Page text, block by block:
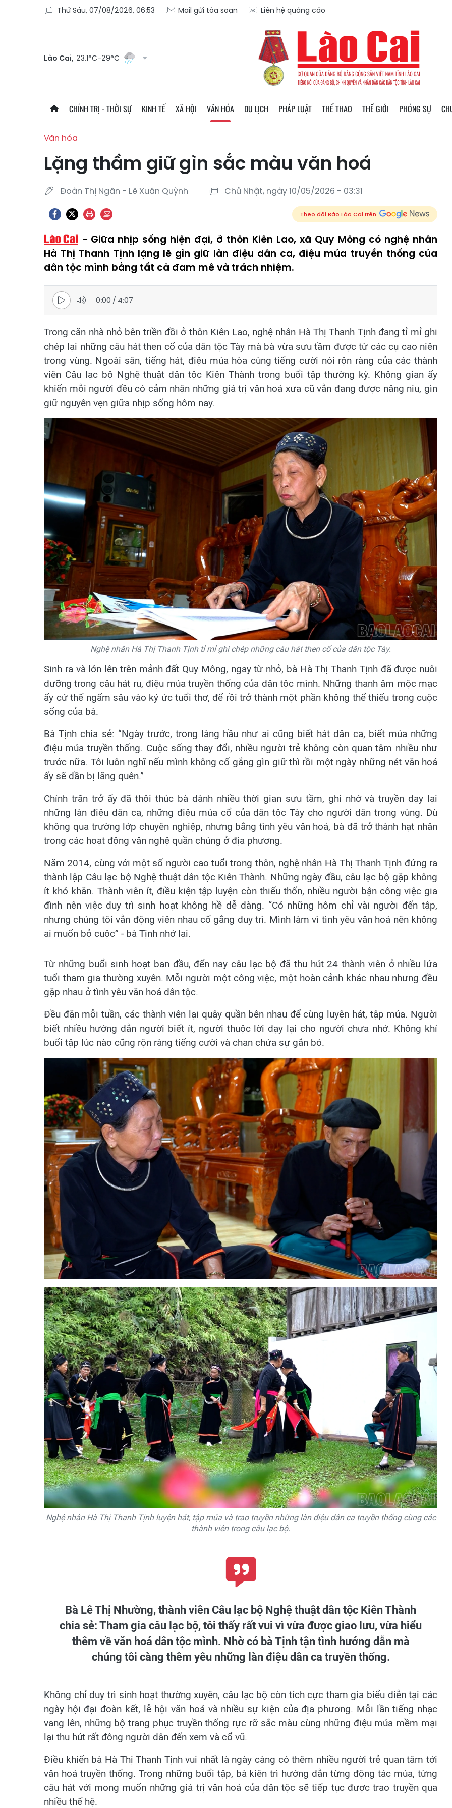
Thứ Sáu, 07/08/2026, 06:53 Mail gửi tòa soạn Liên hệ quảng cáo
Lào Cai, 23.1°C-29°C
CHÍNH TRỊ - THỜI SỰ KINH TẾ XÃ HỘI VĂN HÓA DU LỊCH PHÁP LUẬT THỂ THAO THẾ GIỚI PHÓNG SỰ
Văn hóa
Lặng thầm giữ gìn sắc màu văn hoá
Đoàn Thị Ngân - Lê Xuân Quỳnh Chủ Nhật, ngày 10/05/2026 - 03:31
Theo dõi Báo Lào Cai trên
Giữa nhịp sống hiện đại, ở thôn Kiên Lao, xã Quy Mông có nghệ nhân
Hà Thị Thanh Tịnh lặng lẽ gìn giữ làn điệu dân ca, điệu múa truyền thống của
dân tộc mình bằng tất cả đam mê và trách nhiệm.
0:00 / 4:07
Trong căn nhà nhỏ bên triền đồi ở thôn Kiên Lao, nghệ nhân Hà Thị Thanh Tịnh đang tỉ mỉ ghi
chép lại những câu hát then cổ của dân tộc Tày mà bà vừa sưu tầm được từ các cụ cao niên
trong vùng. Ngoài sân, tiếng hát, điệu múa hòa cùng tiếng cười nói rộn ràng của các thành
viên Câu lạc bộ Nghệ thuật dân tộc Kiên Thành trong buổi tập thường kỳ. Không gian ấy
khiến mỗi người đều có cảm nhận những giá trị văn hoá xưa cũ vẫn đang được nâng niu, gìn
giữ nguyên vẹn giữa nhịp sống hôm nay.
Nghệ nhân Hà Thị Thanh Tịnh tỉ mỉ ghi chép những câu hát then cổ của dân tộc Tày.
Sinh ra và lớn lên trên mảnh đất Quy Mông, ngay từ nhỏ, bà Hà Thị Thanh Tịnh đã được nuôi
dưỡng trong câu hát ru, điệu múa truyền thống của dân tộc mình. Những thanh âm mộc mạc
ấy cứ thế ngấm sâu vào ký ức tuổi thơ, để rồi trở thành một phần không thể thiếu trong cuộc
sống của bà.
Bà Tịnh chia sẻ: “Ngày trước, trong làng hầu như ai cũng biết hát dân ca, biết múa những
điệu múa truyền thống. Cuộc sống thay đổi, nhiều người trẻ không còn quan tâm nhiều như
trước nữa. Tôi luôn nghĩ nếu mình không cố gắng gìn giữ thì rồi một ngày những nét văn hoá
ấy sẽ dần bị lãng quên.”
Chính trăn trở ấy đã thôi thúc bà dành nhiều thời gian sưu tầm, ghi nhớ và truyền dạy lại
những làn điệu dân ca, những điệu múa cổ của dân tộc Tày cho người dân trong vùng. Dù
không qua trường lớp chuyên nghiệp, nhưng bằng tình yêu văn hoá, bà đã trở thành hạt nhân
trong các hoạt động văn nghệ quần chúng ở địa phương.
Năm 2014, cùng với một số người cao tuổi trong thôn, nghệ nhân Hà Thị Thanh Tịnh đứng ra
thành lập Câu lạc bộ Nghệ thuật dân tộc Kiên Thành. Những ngày đầu, câu lạc bộ gặp không
ít khó khăn. Thành viên ít, điều kiện tập luyện còn thiếu thốn, nhiều người bận công việc gia
đình nên việc duy trì sinh hoạt không hề dễ dàng. “Có những hôm chỉ vài người đến tập,
nhưng chúng tôi vẫn động viên nhau cố gắng duy trì. Mình làm vì tình yêu văn hoá nên không
ai muốn bỏ cuộc” - bà Tịnh nhớ lại.
Từ những buổi sinh hoạt ban đầu, đến nay câu lạc bộ đã thu hút 24 thành viên ở nhiều lứa
tuổi tham gia thường xuyên. Mỗi người một công việc, một hoàn cảnh khác nhau nhưng đều
gặp nhau ở tình yêu văn hoá dân tộc.
Đều đặn mỗi tuần, các thành viên lại quây quần bên nhau để cùng luyện hát, tập múa. Người
biết nhiều hướng dẫn người biết ít, người thuộc lời dạy lại cho người chưa nhớ. Không khí
buổi tập lúc nào cũng rộn ràng tiếng cười và chan chứa sự gắn bó.
Nghệ nhân Hà Thị Thanh Tịnh luyện hát, tập múa và trao truyền những làn điệu dân ca truyền thống cùng các
thành viên trong câu lạc bộ.
Bà Lê Thị Nhường, thành viên Câu lạc bộ Nghệ thuật dân tộc Kiên Thành
chia sẻ: Tham gia câu lạc bộ, tôi thấy rất vui vì vừa được giao lưu, vừa hiểu
thêm về văn hoá dân tộc mình. Nhờ có bà Tịnh tận tình hướng dẫn mà
chúng tôi càng thêm yêu những làn điệu dân ca truyền thống.
Không chỉ duy trì sinh hoạt thường xuyên, câu lạc bộ còn tích cực tham gia biểu diễn tại các
ngày hội đại đoàn kết, lễ hội văn hoá và nhiều sự kiện của địa phương. Mỗi lần tiếng nhạc
vang lên, những bộ trang phục truyền thống rực rỡ sắc màu cùng những điệu múa mềm mại
lại thu hút rất đông người dân đến xem và cổ vũ.
Điều khiến bà Hà Thị Thanh Tịnh vui nhất là ngày càng có thêm nhiều người trẻ quan tâm tới
văn hoá truyền thống. Trong những buổi tập, bà kiên trì hướng dẫn từng động tác múa, từng
câu hát với mong muốn những giá trị văn hoá của dân tộc sẽ tiếp tục được trao truyền qua
nhiều thế hệ.